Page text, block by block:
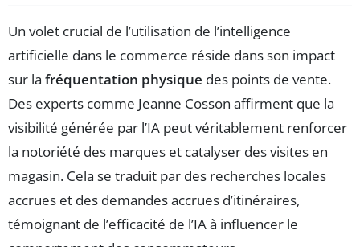
Un volet crucial de l’utilisation de l’intelligence
artificielle dans le commerce réside dans son impact
sur la fréquentation physique des points de vente.
Des experts comme Jeanne Cosson affirment que la
visibilité générée par l’IA peut véritablement renforcer
la notoriété des marques et catalyser des visites en
magasin. Cela se traduit par des recherches locales
accrues et des demandes accrues d’itinéraires,
témoignant de l’efficacité de l’IA à influencer le